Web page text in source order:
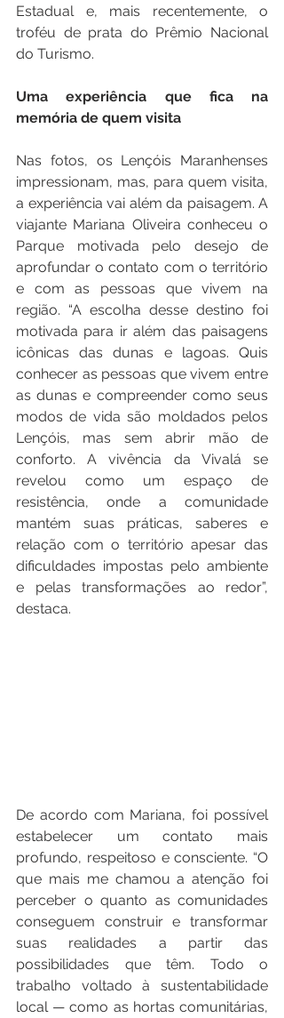
Estadual e, mais recentemente, o
troféu de prata do Prêmio Nacional
do Turismo.
Uma experiência que fica na
memória de quem visita
Nas fotos, os Lençóis Maranhenses
impressionam, mas, para quem visita,
a experiência vai além da paisagem. A
viajante Mariana Oliveira conheceu o
Parque motivada pelo desejo de
aprofundar o contato com o território
e com as pessoas que vivem na
região. “A escolha desse destino foi
motivada para ir além das paisagens
icônicas das dunas e lagoas. Quis
conhecer as pessoas que vivem entre
as dunas e compreender como seus
modos de vida são moldados pelos
Lençóis, mas sem abrir mão de
conforto. A vivência da Vivalá se
revelou como um espaço de
resistência, onde a comunidade
mantém suas práticas, saberes e
relação com o território apesar das
dificuldades impostas pelo ambiente
e pelas transformações ao redor”,
destaca.
De acordo com Mariana, foi possível
estabelecer um contato mais
profundo, respeitoso e consciente. “O
que mais me chamou a atenção foi
perceber o quanto as comunidades
conseguem construir e transformar
suas realidades a partir das
possibilidades que têm. Todo o
trabalho voltado à sustentabilidade
local — como as hortas comunitárias,